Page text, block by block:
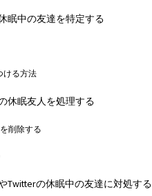
眠中の友達を特定する
ける方法
休眠友人を処理する
削除する
Twitterの休眠中の友達に対処する